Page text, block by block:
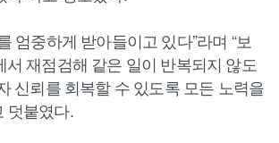
엄중하게 받아들이고 있다”라며 “보
서 재점검해 같은 일이 반복되지 않도
신뢰를 회복할 수 있도록 모든 노력을
덧붙였다.